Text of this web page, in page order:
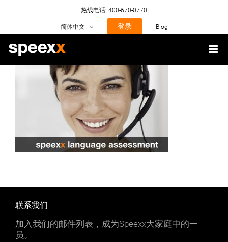
to
热线电话: 400-670-0770
简体中文 登录 Blog
联系我们
加入我们的邮件列表，成为Speexx大家庭中的一
员。